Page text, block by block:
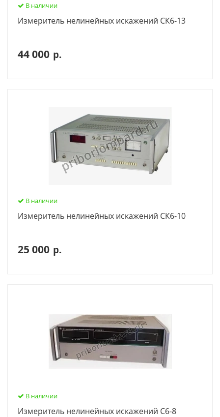
В наличии
Измеритель нелинейных искажений СК6-13
44 000 р.
В наличии
Измеритель нелинейных искажений СК6-10
25 000 р.
В наличии
Измеритель нелинейных искажений С6-8